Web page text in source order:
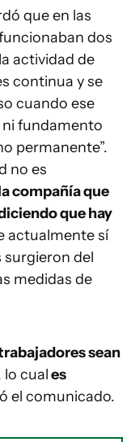
que en las
dos
actividad de
continua y se
cuando ese
ni fundamento
permanente”.
no es
compañía que
que hay
actualmente sí
surgieron del
medidas de
sean
lo cuales
el comunicado.